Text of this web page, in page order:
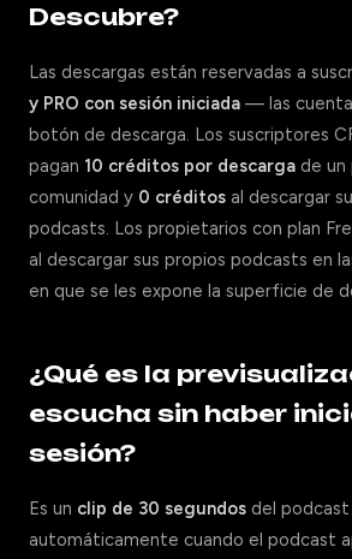
Descubre?
Las descargas están reservadas a
y PRO con sesión iniciada — las
botón de descarga. Los suscriptores
pagan 10 créditos por descarga de un
comunidad y 0 créditos al descargar
podcasts. Los propietarios con plan
al descargar sus propios podcasts en
en que se les expone la superficie de
¿Qué es la
escucha sin haber
sesión?
Es un clip de 30 segundos del
automáticamente cuando el podcast